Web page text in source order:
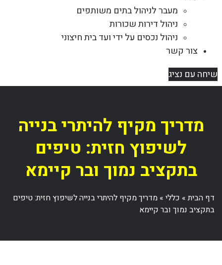
מעבר לניהול בתים משותפים
ניהול דירות שכורות
ניהול נכסים על ידי ועד בית חיצוני
צור קשר
שיחה עם נציג
מדריך מקיף להיתרי בנייה
לשיפוץ חזית: טיפים
בתקציב נמוך ובר קיימא
דף הבית» כללי» מדריך מקיף להיתרי בנייה לשיפוץ חזית: טיפים
בתקציב נמוך ובר קיימא